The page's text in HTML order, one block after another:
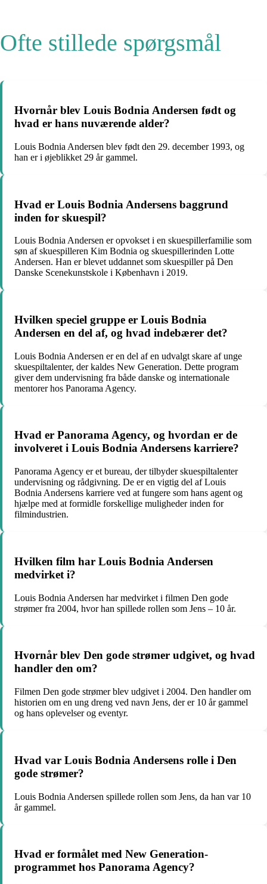
Ofte stillede spørgsmål
Hvornår blev Louis Bodnia Andersen født og
hvad er hans nuværende alder?
Louis Bodnia Andersen blev født den 29. december 1993, og
han er i øjeblikket 29 år gammel.
Hvad er Louis Bodnia Andersens baggrund
inden for skuespil?
Louis Bodnia Andersen er opvokset i en skuespillerfamilie som
søn af skuespilleren Kim Bodnia og skuespillerinden Lotte
Andersen. Han er blevet uddannet som skuespiller på Den
Danske Scenekunstskole i København i 2019.
Hvilken speciel gruppe er Louis Bodnia
Andersen en del af, og hvad indebærer det?
Louis Bodnia Andersen er en del af en udvalgt skare af unge
skuespiltalenter, der kaldes New Generation. Dette program
giver dem undervisning fra både danske og internationale
mentorer hos Panorama Agency.
Hvad er Panorama Agency, og hvordan er de
involveret i Louis Bodnia Andersens karriere?
Panorama Agency er et bureau, der tilbyder skuespiltalenter
undervisning og rådgivning. De er en vigtig del af Louis
Bodnia Andersens karriere ved at fungere som hans agent og
hjælpe med at formidle forskellige muligheder inden for
filmindustrien.
Hvilken film har Louis Bodnia Andersen
medvirket i?
Louis Bodnia Andersen har medvirket i filmen Den gode
strømer fra 2004, hvor han spillede rollen som Jens – 10 år.
Hvornår blev Den gode strømer udgivet, og hvad
handler den om?
Filmen Den gode strømer blev udgivet i 2004. Den handler om
historien om en ung dreng ved navn Jens, der er 10 år gammel
og hans oplevelser og eventyr.
Hvad var Louis Bodnia Andersens rolle i Den
gode strømer?
Louis Bodnia Andersen spillede rollen som Jens, da han var 10
år gammel.
Hvad er formålet med New Generation-
programmet hos Panorama Agency?